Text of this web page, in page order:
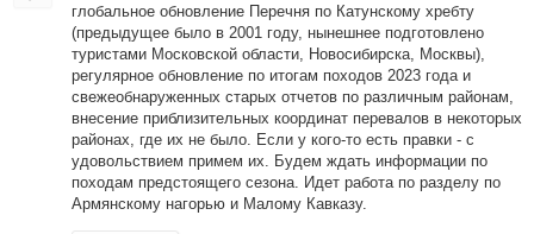
глобальное обновление Перечня по Катунскому хребту
(предыдущее было в 2001 году, нынешнее подготовлено
туристами Московской области, Новосибирска, Москвы),
регулярное обновление по итогам походов 2023 года и
свежеобнаруженных старых отчетов по различным районам,
внесение приблизительных координат перевалов в некоторых
районах, где их не было. Если у кого-то есть правки - с
удовольствием примем их. Будем ждать информации по
походам предстоящего сезона. Идет работа по разделу по
Армянскому нагорью и Малому Кавказу.